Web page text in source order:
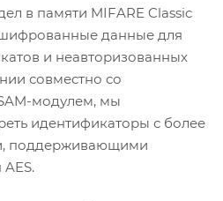
в памяти MIFARE Classic
данные для
и неавторизованных
совместно со
модулем, мы
идентификаторы с более
поддерживающими